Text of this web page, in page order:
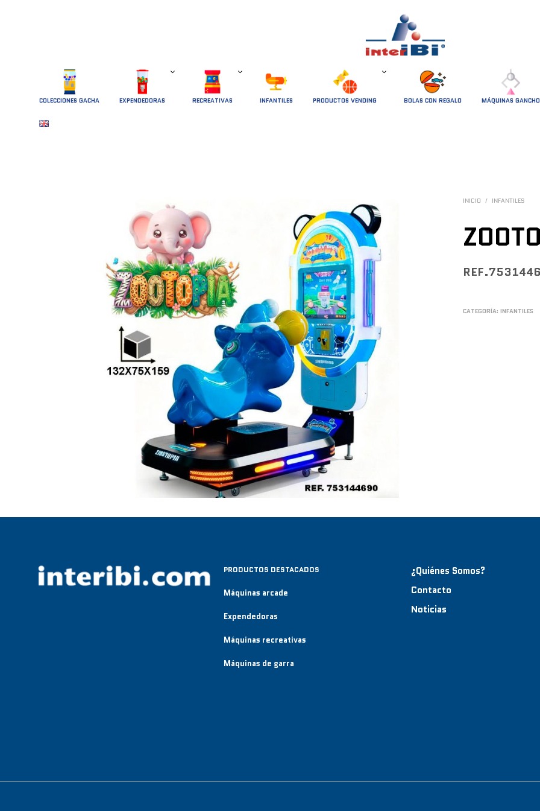
COLECCIONES GACHA EXPENDEDORAS RECREATIVAS INFANTILES PRODUCTOS VENDING BOLAS CON REGALO MÁQUINAS GANCHO
INICIO / INFANTILES
CATEGORÍA:INFANTILES
PRODUCTOS DESTACADOS
Máquinas arcade
Expendedoras
Máquinas recreativas
Máquinas de garra
¿Quiénes Somos?
Contacto
Noticias